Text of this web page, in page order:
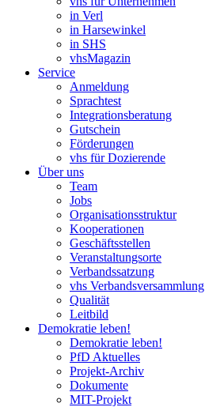
in Verl
in Harsewinkel
in SHS
vhsMagazin
Service
Anmeldung
Sprachtest
Integrationsberatung
Gutschein
Förderungen
vhs für Dozierende
Über uns
Team
Jobs
Organisationsstruktur
Kooperationen
Geschäftsstellen
Veranstaltungsorte
Verbandssatzung
vhs Verbandsversammlung
Qualität
Leitbild
Demokratie leben!
Demokratie leben!
PfD Aktuelles
Projekt-Archiv
Dokumente
MIT-Projekt